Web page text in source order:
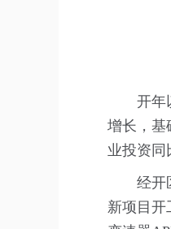
开年
增长，基
业投资同
经开
新项目开